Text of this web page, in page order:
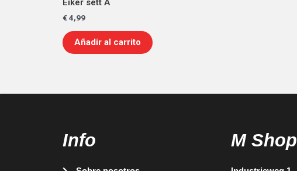
Eiker sett A
€4,99
Añadir al carrito
Info M Shop